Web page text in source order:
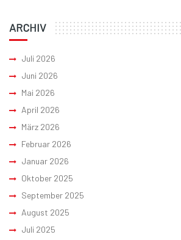
ARCHIV
Juli 2026
Juni 2026
Mai 2026
April 2026
März 2026
Februar 2026
Januar 2026
Oktober 2025
September 2025
August 2025
Juli 2025